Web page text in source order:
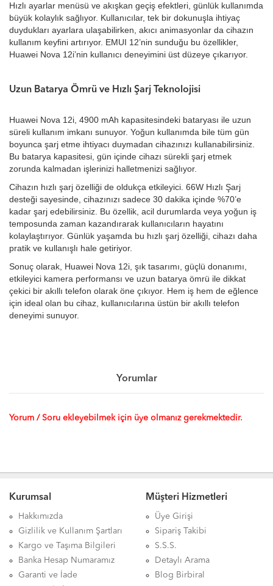
Hızlı ayarlar menüsü ve akışkan geçiş efektleri, günlük kullanımda
büyük kolaylık sağlıyor. Kullanıcılar, tek bir dokunuşla ihtiyaç
duydukları ayarlara ulaşabilirken, akıcı animasyonlar da cihazın
kullanım keyfini artırıyor. EMUI 12’nin sunduğu bu özellikler,
Huawei Nova 12i’nin kullanıcı deneyimini üst düzeye çıkarıyor.
Uzun Batarya Ömrü ve Hızlı Şarj Teknolojisi
Huawei Nova 12i, 4900 mAh kapasitesindeki bataryası ile uzun
süreli kullanım imkanı sunuyor. Yoğun kullanımda bile tüm gün
boyunca şarj etme ihtiyacı duymadan cihazınızı kullanabilirsiniz.
Bu batarya kapasitesi, gün içinde cihazı sürekli şarj etmek
zorunda kalmadan işlerinizi halletmenizi sağlıyor.
Cihazın hızlı şarj özelliği de oldukça etkileyici. 66W Hızlı Şarj
desteği sayesinde, cihazınızı sadece 30 dakika içinde %70’e
kadar şarj edebilirsiniz. Bu özellik, acil durumlarda veya yoğun iş
temposunda zaman kazandırarak kullanıcıların hayatını
kolaylaştırıyor. Günlük yaşamda bu hızlı şarj özelliği, cihazı daha
pratik ve kullanışlı hale getiriyor.
Sonuç olarak, Huawei Nova 12i, şık tasarımı, güçlü donanımı,
etkileyici kamera performansı ve uzun batarya ömrü ile dikkat
çekici bir akıllı telefon olarak öne çıkıyor. Hem iş hem de eğlence
için ideal olan bu cihaz, kullanıcılarına üstün bir akıllı telefon
deneyimi sunuyor.
Yorumlar
Yorum / Soru ekleyebilmek için üye olmanız gerekmektedir.
Kurumsal
Hakkımızda
Gizlilik ve Kullanım Şartları
Kargo ve Taşıma Bilgileri
Banka Hesap Numaramız
Garanti ve İade
Müşteri Hizmetleri
Üye Girişi
Sipariş Takibi
S.S.S.
Detaylı Arama
Blog Birbiral